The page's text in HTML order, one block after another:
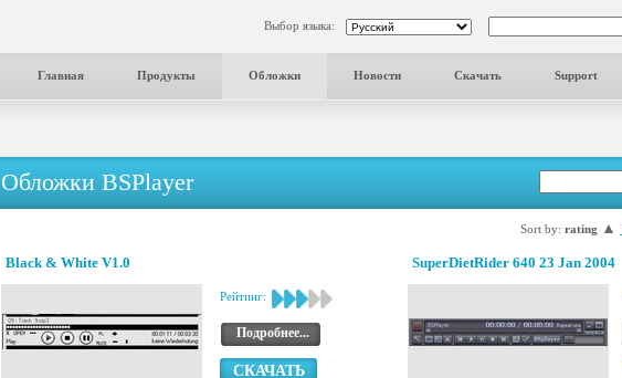
Выбор языка:
Главная Продукты Обложки Новости Скачать Support
Обложки BSPlayer
Sort by: rating ▲
Black & White V1.0
Рейтинг:
Подробнее...
СКАЧАТЬ
SuperDietRider 640 23 Jan 2004